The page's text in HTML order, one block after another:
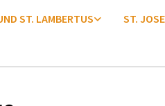
ST. LAMBERTUS ST.